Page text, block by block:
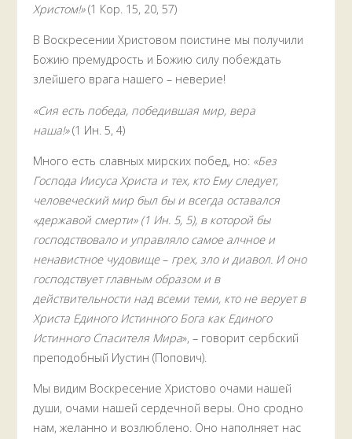
Христом!»(1 Кор. 15, 20, 57)
В Воскресении Христовом поистине мы получили
Божию премудрость и Божию силу побеждать
злейшего врага нашего – неверие!
«Сия есть победа, победившая мир, вера
наша!»(1 Ин. 5, 4)
Много есть славных мирских побед, но: «Без
Господа Иисуса Христа и тех, кто Ему следует,
человеческий мир был бы и всегда оставался
«державой смерти» (1 Ин. 5, 5), в которой бы
господствовало и управляло самое алчное и
ненавистное чудовище– грех, зло и диавол. И оно
господствует главным образом и в
действительности над всеми теми, кто не верует в
Христа Единого Истинного Бога как Единого
Истинного Спасителя Мира», – говорит сербский
преподобный Иустин (Попович).
Мы видим Воскресение Христово очами нашей
души, очами нашей сердечной веры. Оно сродно
нам, желанно и возлюблено. Оно наполняет нас